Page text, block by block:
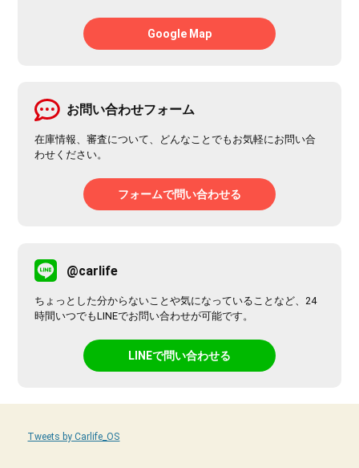
Google Map
お問い合わせフォーム
在庫情報、審査について、どんなことでもお気軽にお問い合
わせください。
フォームで問い合わせる
@carlife
ちょっとした分からないことや気になっていることなど、24
時間いつでもLINEでお問い合わせが可能です。
LINEで問い合わせる
Tweets by Carlife_OS